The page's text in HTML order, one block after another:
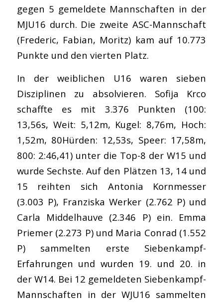
gegen 5 gemeldete Mannschaften in der
MJU16 durch. Die zweite ASC-Mannschaft
(Frederic, Fabian, Moritz) kam auf 10.773
Punkte und den vierten Platz.
In der weiblichen U16 waren sieben
Disziplinen zu absolvieren. Sofija Krco
schaffte es mit 3.376 Punkten (100:
13,56s, Weit: 5,12m, Kugel: 8,76m, Hoch:
1,52m, 80Hürden: 12,53s, Speer: 17,58m,
800: 2:46,41) unter die Top-8 der W15 und
wurde Sechste. Auf den Plätzen 13, 14 und
15 reihten sich Antonia Kornmesser
(3.003 P), Franziska Werker (2.762 P) und
Carla Middelhauve (2.346 P) ein. Emma
Priemer (2.273 P) und Maria Conrad (1.552
P) sammelten erste Siebenkampf-
Erfahrungen und wurden 19. und 20. in
der W14. Bei 12 gemeldeten Siebenkampf-
Mannschaften in der WJU16 sammelten